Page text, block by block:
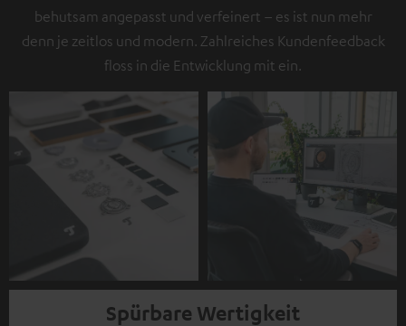
behutsam angepasst und verfeinert – es ist nun mehr
denn je zeitlos und modern. Zahlreiches Kundenfeedback
floss in die Entwicklung mit ein.
Spürbare Wertigkeit